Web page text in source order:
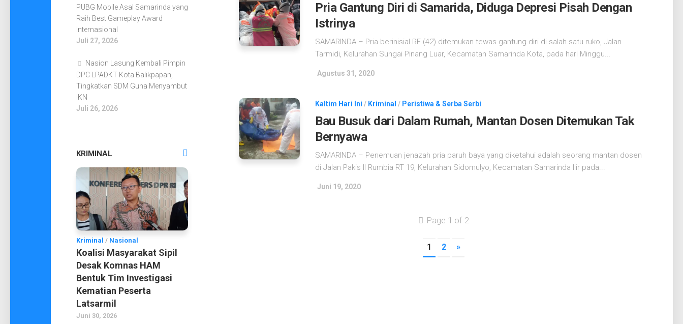
Pria Gantung Diri di Samarida, Diduga Depresi Pisah Dengan
Istrinya
SAMARINDA – Pria berinisial RF (42) ditemukan tewas gantung diri di salah satu ruko, Jalan
Tarmidi, Kelurahan Sungai Pinang Luar, Kecamatan Samarinda Kota, pada hari Minggu...
Agustus 31, 2020
Kaltim Hari Ini / Kriminal / Peristiwa & Serba Serbi
Bau Busuk dari Dalam Rumah, Mantan Dosen Ditemukan Tak
Bernyawa
SAMARINDA – Penemuan jenazah pria paruh baya yang diketahui adalah seorang mantan dosen
di Jalan Pakis II Rumbia RT 19, Kelurahan Sidomulyo, Kecamatan Samarinda Ilir pada...
Juni 19, 2020
Page 1 of 2
1 2 »
PUBG Mobile Asal Samarinda yang
Raih Best Gameplay Award
Internasional
Juli 27, 2026
Nasion Lasung Kembali Pimpin
DPC LPADKT Kota Balikpapan,
Tingkatkan SDM Guna Menyambut
IKN
Juli 26, 2026
KRIMINAL
Kriminal / Nasional
Koalisi Masyarakat Sipil
Desak Komnas HAM
Bentuk Tim Investigasi
Kematian Peserta
Latsarmil
Juni 30, 2026